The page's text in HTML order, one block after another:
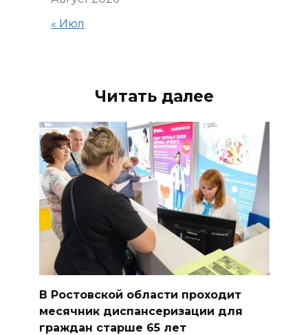
« Июл
Читать далее
В Ростовской области проходит
месячник диспансеризации для
граждан старше 65 лет